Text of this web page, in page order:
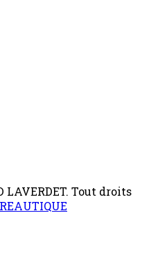
Tout droits